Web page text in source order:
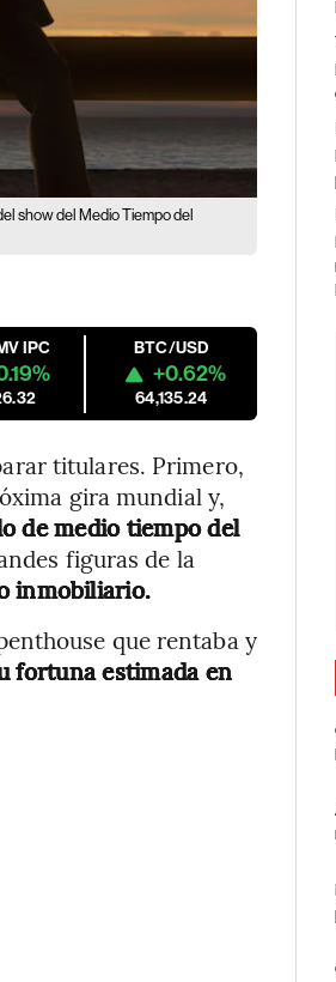
show del Medio Tiempo del
IPC BTC/USD
+0.62%
64,135.24
titulares. Primero,
gira mundial y,
de medio tiempo del
figuras de la
inmobiliario.
que rentaba y
fortuna estimada en